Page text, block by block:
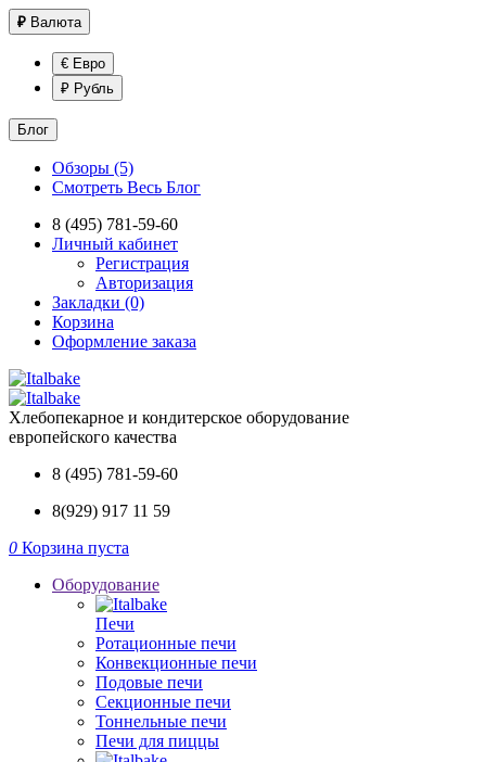
₽ Валюта
€ Евро
₽ Рубль
Блог
Обзоры (5)
Смотреть Весь Блог
8 (495) 781-59-60
Личный кабинет
Регистрация
Авторизация
Закладки (0)
Корзина
Оформление заказа
Хлебопекарное и кондитерское оборудование
европейского качества
8 (495) 781-59-60
8(929) 917 11 59
0 Корзина пуста
Оборудование
Печи
Ротационные печи
Конвекционные печи
Подовые печи
Секционные печи
Тоннельные печи
Печи для пиццы